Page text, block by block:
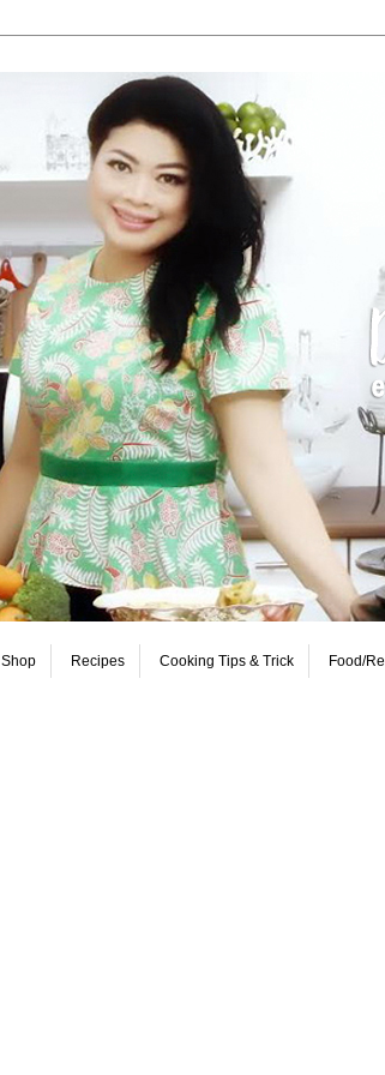
Shop Recipes Cooking Tips & Trick Food/